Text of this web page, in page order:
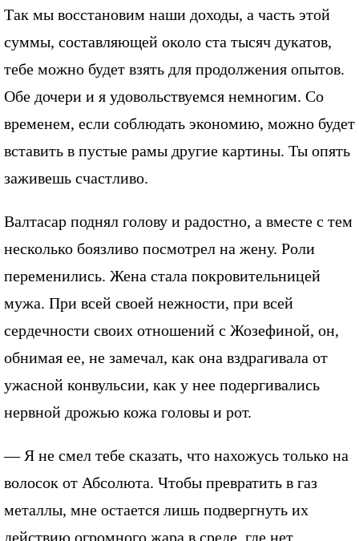
Так мы восстановим наши доходы, а часть этой
суммы, составляющей около ста тысяч дукатов,
тебе можно будет взять для продолжения опытов.
Обе дочери и я удовольствуемся немногим. Со
временем, если соблюдать экономию, можно будет
вставить в пустые рамы другие картины. Ты опять
заживешь счастливо.
Валтасар поднял голову и радостно, а вместе с тем
несколько боязливо посмотрел на жену. Роли
переменились. Жена стала покровительницей
мужа. При всей своей нежности, при всей
сердечности своих отношений с Жозефиной, он,
обнимая ее, не замечал, как она вздрагивала от
ужасной конвульсии, как у нее подергивались
нервной дрожью кожа головы и рот.
— Я не смел тебе сказать, что нахожусь только на
волосок от Абсолюта. Чтобы превратить в газ
металлы, мне остается лишь подвергнуть их
действию огромного жара в среде, где нет